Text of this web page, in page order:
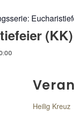
(KK)
Heilig Kreuz